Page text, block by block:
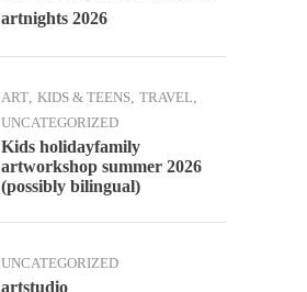
artnights 2026
ART KIDS & TEENS TRAVEL
UNCATEGORIZED
Kids holidayfamily
artworkshop summer 2026
(possibly bilingual)
UNCATEGORIZED
artstudio